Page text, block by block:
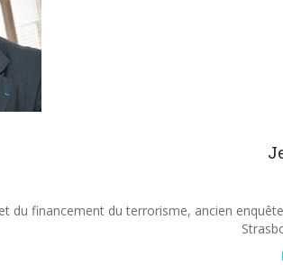
du financement du terrorisme, ancien